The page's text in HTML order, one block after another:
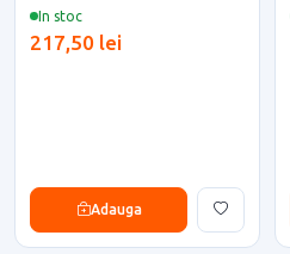
In stoc
217,50 lei
Adauga